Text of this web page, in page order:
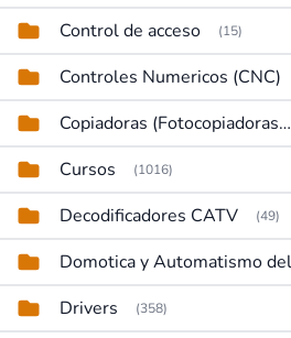
Control de acceso (15)
Controles Numericos (CNC)
Copiadoras (Fotocopiadoras, Multifunctions, Ploter, etc)
Cursos (1016)
Decodificadores CATV (49)
Drivers (358)